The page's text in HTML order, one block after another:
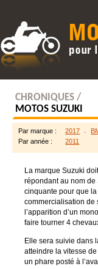
CHRONIQUES /
MOTOS SUZUKI
Par marque : 2017
Par année :
2011
La marque Suzuki
répondant au nom de
cinquante pour que
commercialisation de
l’apparition d’un
faire tourner 4
Elle sera suivie dans
atteindre la vitesse
un phare posté à